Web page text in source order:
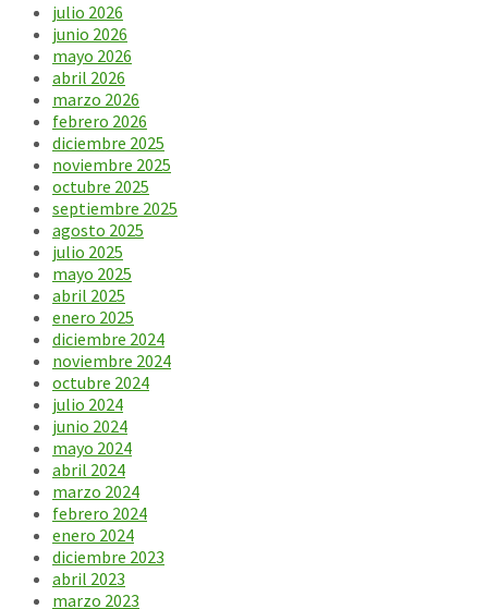
julio 2026
junio 2026
mayo 2026
abril 2026
marzo 2026
febrero 2026
diciembre 2025
noviembre 2025
octubre 2025
septiembre 2025
agosto 2025
julio 2025
mayo 2025
abril 2025
enero 2025
diciembre 2024
noviembre 2024
octubre 2024
julio 2024
junio 2024
mayo 2024
abril 2024
marzo 2024
febrero 2024
enero 2024
diciembre 2023
abril 2023
marzo 2023